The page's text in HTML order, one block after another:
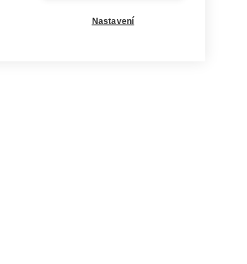
Nastavení